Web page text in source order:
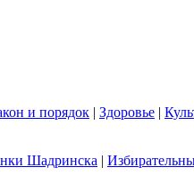
и порядок | Здоровье |
Шадринска |